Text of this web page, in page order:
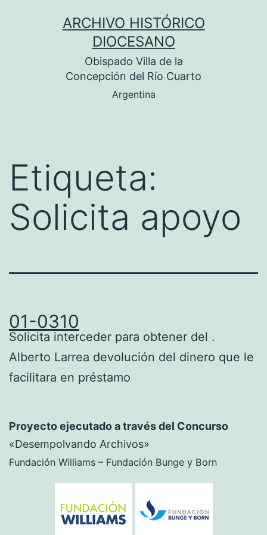
ARCHIVO HISTÓRICO
DIOCESANO
Obispado Villa de la
Concepción del Río Cuarto
Argentina
Etiqueta:
Solicita apoyo
01-0310
Solicita interceder para obtener del .
Alberto Larrea devolución del dinero que le
facilitara en préstamo
Proyecto ejecutado a través del Concurso
«Desempolvando Archivos»
Fundación Williams – Fundación Bunge y Born